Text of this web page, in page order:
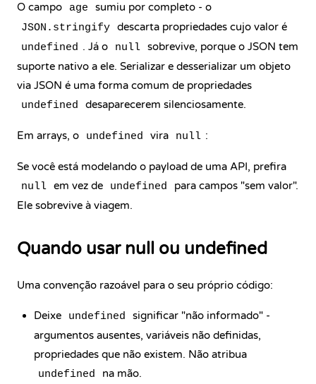
O campo age sumiu por completo - o
JSON.stringify descarta propriedades cujo valor é
undefined . Já o null sobrevive, porque o JSON tem
suporte nativo a ele. Serializar e desserializar um objeto
via JSON é uma forma comum de propriedades
undefined desaparecerem silenciosamente.
Em arrays, o undefined vira null :
Se você está modelando o payload de uma API, prefira
null em vez de undefined
para campos "sem valor".
Ele sobrevive à viagem.
Quando usar null ou undefined
Uma convenção razoável para o seu próprio código:
Deixe undefined
significar "não informado" -
argumentos ausentes, variáveis não definidas,
propriedades que não existem. Não atribua
undefined
na mão.